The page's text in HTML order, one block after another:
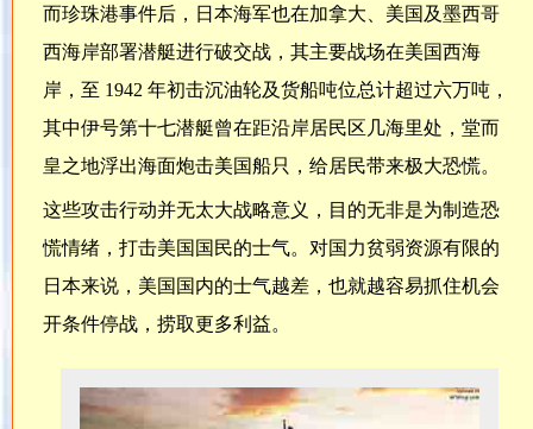
而珍珠港事件后，日本海军也在加拿大、美国及墨西哥
西海岸部署潜艇进行破交战，其主要战场在美国西海
岸，至 1942 年初击沉油轮及货船吨位总计超过六万吨，
其中伊号第十七潜艇曾在距沿岸居民区几海里处，堂而
皇之地浮出海面炮击美国船只，给居民带来极大恐慌。
这些攻击行动并无太大战略意义，目的无非是为制造恐
慌情绪，打击美国国民的士气。对国力贫弱资源有限的
日本来说，美国国内的士气越差，也就越容易抓住机会
开条件停战，捞取更多利益。